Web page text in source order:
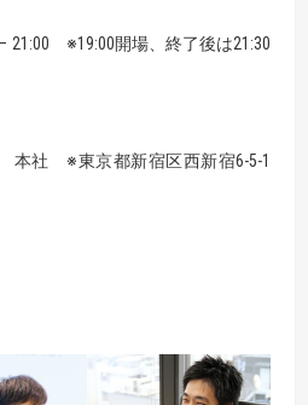
21:00 ※19:00開場、終了後は21:30
本社※東京都新宿区西新宿6-5-1